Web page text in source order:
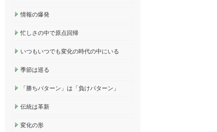
情報の爆発
忙しさの中で原点回帰
いつもいつでも変化の時代の中にいる
季節は巡る
「勝ちパターン」は「負けパターン」
伝統は革新
変化の形